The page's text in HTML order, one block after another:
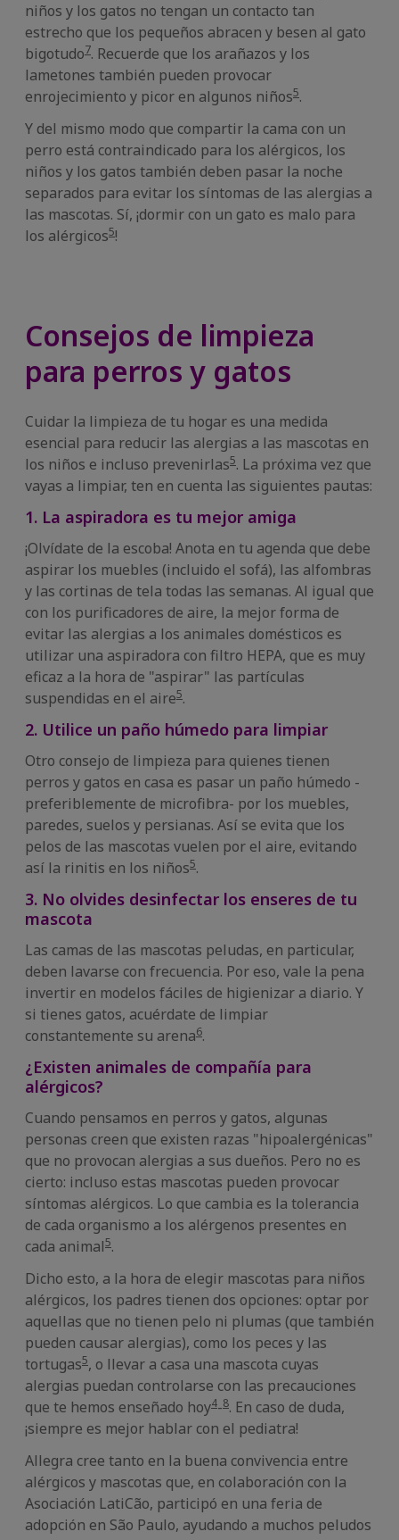
niños y los gatos no tengan un contacto tan
estrecho que los pequeños abracen y besen al gato
bigotudo7. Recuerde que los arañazos y los
lametones también pueden provocar
enrojecimiento y picor en algunos niños5.
Y del mismo modo que compartir la cama con un
perro está contraindicado para los alérgicos, los
niños y los gatos también deben pasar la noche
separados para evitar los síntomas de las alergias a
las mascotas. Sí, ¡dormir con un gato es malo para
los alérgicos5!
Consejos de limpieza
para perros y gatos
Cuidar la limpieza de tu hogar es una medida
esencial para reducir las alergias a las mascotas en
los niños e incluso prevenirlas5. La próxima vez que
vayas a limpiar, ten en cuenta las siguientes pautas:
1. La aspiradora es tu mejor amiga
¡Olvídate de la escoba! Anota en tu agenda que debe
aspirar los muebles (incluido el sofá), las alfombras
y las cortinas de tela todas las semanas. Al igual que
con los purificadores de aire, la mejor forma de
evitar las alergias a los animales domésticos es
utilizar una aspiradora con filtro HEPA, que es muy
eficaz a la hora de "aspirar" las partículas
suspendidas en el aire5.
2. Utilice un paño húmedo para limpiar
Otro consejo de limpieza para quienes tienen
perros y gatos en casa es pasar un paño húmedo -
preferiblemente de microfibra- por los muebles,
paredes, suelos y persianas. Así se evita que los
pelos de las mascotas vuelen por el aire, evitando
así la rinitis en los niños5.
3. No olvides desinfectar los enseres de tu
mascota
Las camas de las mascotas peludas, en particular,
deben lavarse con frecuencia. Por eso, vale la pena
invertir en modelos fáciles de higienizar a diario. Y
si tienes gatos, acuérdate de limpiar
constantemente su arena6.
¿Existen animales de compañía para
alérgicos?
Cuando pensamos en perros y gatos, algunas
personas creen que existen razas "hipoalergénicas"
que no provocan alergias a sus dueños. Pero no es
cierto: incluso estas mascotas pueden provocar
síntomas alérgicos. Lo que cambia es la tolerancia
de cada organismo a los alérgenos presentes en
cada animal5.
Dicho esto, a la hora de elegir mascotas para niños
alérgicos, los padres tienen dos opciones: optar por
aquellas que no tienen pelo ni plumas (que también
pueden causar alergias), como los peces y las
tortugas5, o llevar a casa una mascota cuyas
alergias puedan controlarse con las precauciones
que te hemos enseñado hoy4-8. En caso de duda,
¡siempre es mejor hablar con el pediatra!
Allegra cree tanto en la buena convivencia entre
alérgicos y mascotas que, en colaboración con la
Asociación LatiCão, participó en una feria de
adopción en São Paulo, ayudando a muchos peludos